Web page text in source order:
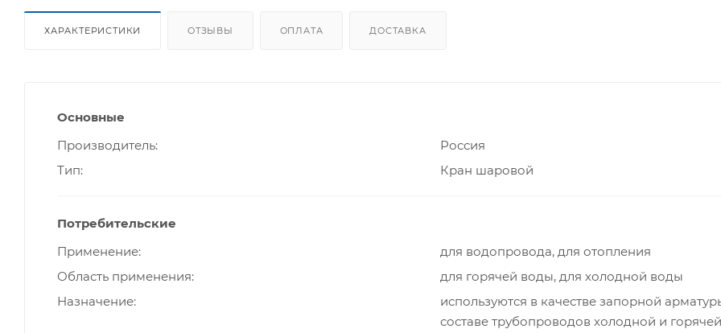
ХАРАКТЕРИСТИКИ ОТЗЫВЫ ОПЛАТА ДОСТАВКА
Основные
Производитель
Россия
Тип
Кран шаровой
Потребительские
Применение
для водопровода, для отопления
Область применения
для горячей воды, для холодной воды
Назначение
используются в качестве запорной
составе трубопроводов холодной и горячей